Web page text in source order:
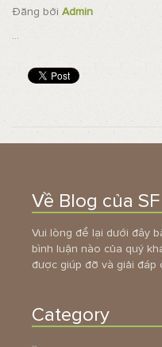
Đăng bởi Admin
...
Về Blog của
Vui lòng để lại dưới đây
bình luận nào của quý
được giúp đỡ và giải đáp
Category